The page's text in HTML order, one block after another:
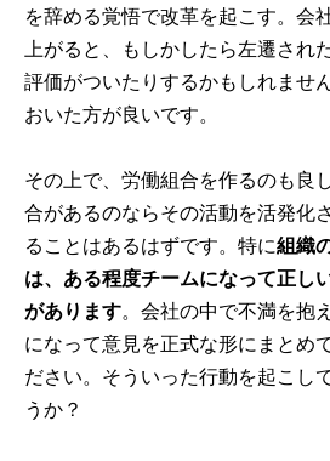
を辞める覚悟で改革を起こす。会
上がると、もしかしたら左遷され
評価がついたりするかもしれませ
おいた方が良いです。
その上で、労働組合を作るのも良
合があるのならその活動を活発化
ることはあるはずです。特に組織
は、ある程度チームになって正し
があります。会社の中で不満を抱
になって意見を正式な形にまとめ
ださい。そういった行動を起こし
うか？